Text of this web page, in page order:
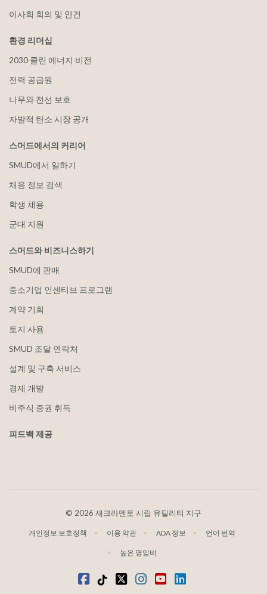
이사회 회의 및 안건
환경 리더십
2030 클린 에너지 비전
전력 공급원
나무와 전선 보호
자발적 탄소 시장 공개
스머드에서의 커리어
SMUD에서 일하기
채용 정보 검색
학생 채용
군대 지원
스머드와 비즈니스하기
SMUD에 판매
중소기업 인센티브 프로그램
계약 기회
토지 사용
SMUD 조달 연락처
설계 및 구축 서비스
경제 개발
비주식 증권 취득
피드백 제공
© 2026 새크라멘토 시립 유틸리티 지구
개인정보 보호정책 이용 약관 ADA 정보 언어 번역
높은 명암비
Facebook
틱톡트위터인스타그램
유튜브LinkedIn